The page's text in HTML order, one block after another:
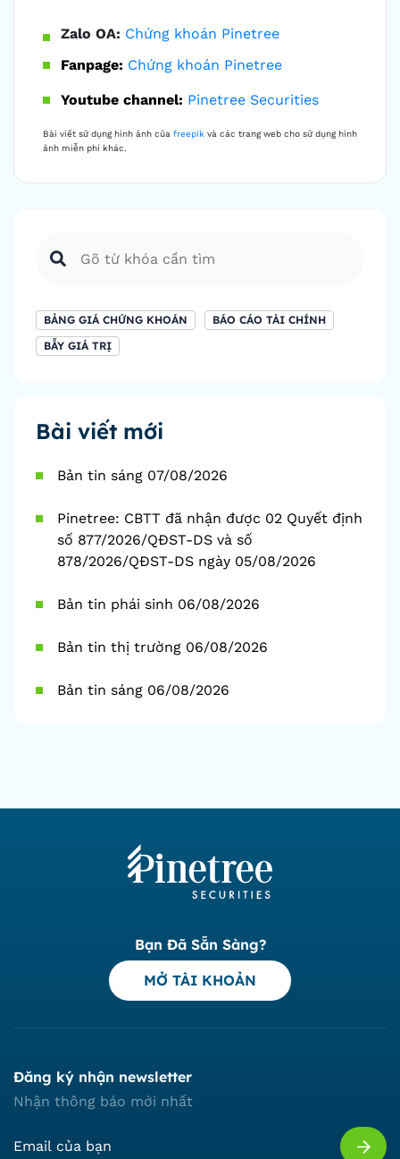
Zalo OA: Chứng khoán Pinetree
Fanpage: Chứng khoán Pinetree
Youtube channel: Pinetree Securities
Bài viết sử dụng hình ảnh của freepik và các trang web cho sử dụng hình
ảnh miễn phí khác.
BẢNG GIÁ CHỨNG KHOÁN
BÁO CÁO TÀI CHÍNH
BẪY GIÁ TRỊ
Bài viết mới
Bản tin sáng 07/08/2026
Pinetree: CBTT đã nhận được 02 Quyết định
số 877/2026/QĐST-DS và số
878/2026/QĐST-DS ngày 05/08/2026
Bản tin phái sinh 06/08/2026
Bản tin thị trường 06/08/2026
Bản tin sáng 06/08/2026
Bạn Đã Sẵn Sàng?
MỞ TÀI KHOẢN
Đăng ký nhận newsletter
Nhận thông báo mới nhất